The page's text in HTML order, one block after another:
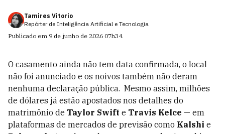
Tamires Vitorio
Repórter de Inteligência Artificial e Tecnologia
Publicado em 9 de junho de 2026 07h34.
O casamento ainda não tem data confirmada, o local
não foi anunciado e os noivos também não deram
nenhuma declaração pública. Mesmo assim, milhões
de dólares já estão apostados nos detalhes do
matrimônio de Taylor Swift e Travis Kelce — em
plataformas de mercados de previsão como Kalshi e